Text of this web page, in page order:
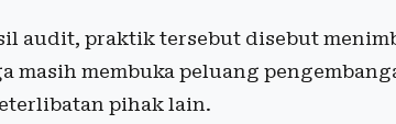
audit, praktik tersebut disebut
masih membuka peluang
pihak lain.